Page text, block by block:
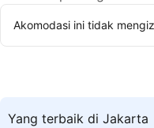
Akomodasi ini tidak
Yang terbaik di Jakarta